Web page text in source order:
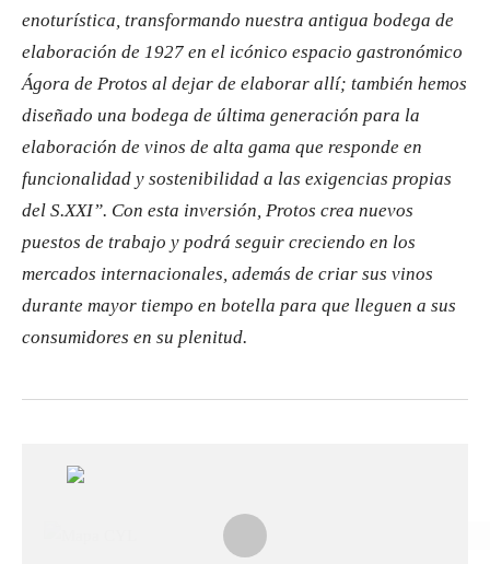
enoturística, transformando nuestra antigua bodega de
elaboración de 1927 en el icónico espacio gastronómico
Ágora de Protos al dejar de elaborar allí; también hemos
diseñado una bodega de última generación para la
elaboración de vinos de alta gama que responde en
funcionalidad y sostenibilidad a las exigencias propias
del S.XXI”. Con esta inversión, Protos crea nuevos
puestos de trabajo y podrá seguir creciendo en los
mercados internacionales, además de criar sus vinos
durante mayor tiempo en botella para que lleguen a sus
consumidores en su plenitud.